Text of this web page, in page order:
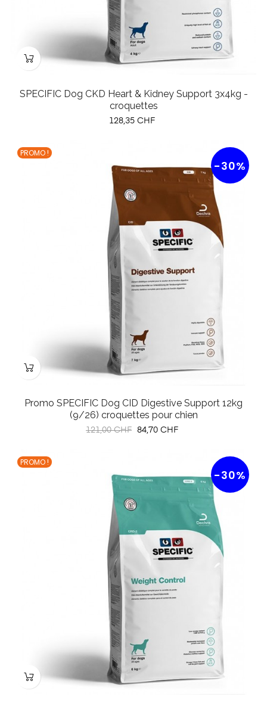
SPECIFIC Dog CKD Heart & Kidney Support 3x4kg -
croquettes
Prix
128,35 CHF
PROMO !
Promo SPECIFIC Dog CID Digestive Support 12kg
(9/26) croquettes pour chien
Prix
121,00 CHF
-30%
Prix
84,70 CHF
PROMO !
-30%